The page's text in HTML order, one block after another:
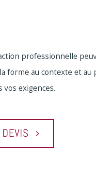
professionnelle
forme au contexte et au
exigences.